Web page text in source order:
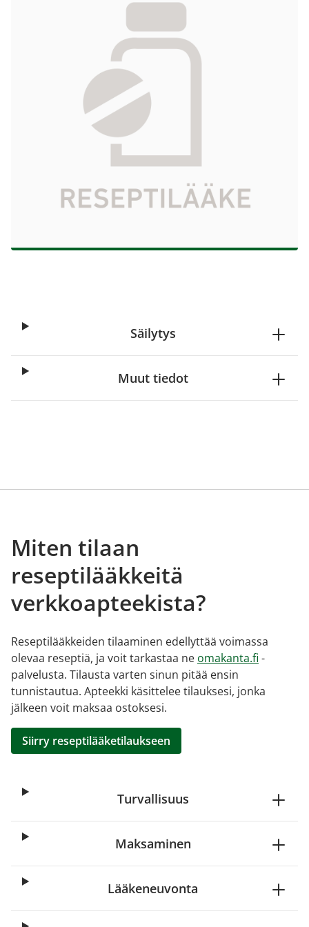
infuusiokonsentraatti, liuosta varten 40
574206
Vaikuttava aine
gemsitabiinihydrokloridi
1 g/25 ml
Sandoz A/S
Tarkista Kela-korvattavuus
Säilytys
Muut tiedot
Miten tilaan
reseptilääkkeitä
verkkoapteekista?
Reseptilääkkeiden tilaaminen edellyttää voimassa
olevaa reseptiä, ja voit tarkastaa ne omakanta.fi -
palvelusta. Tilausta varten sinun pitää ensin
tunnistautua. Apteekki käsittelee tilauksesi, jonka
jälkeen voit maksaa ostoksesi.
Siirry reseptilääketilaukseen
Turvallisuus
Maksaminen
Lääkeneuvonta